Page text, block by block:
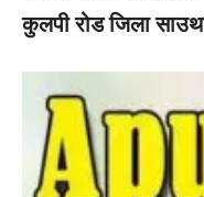
कुलपी रोड जिला